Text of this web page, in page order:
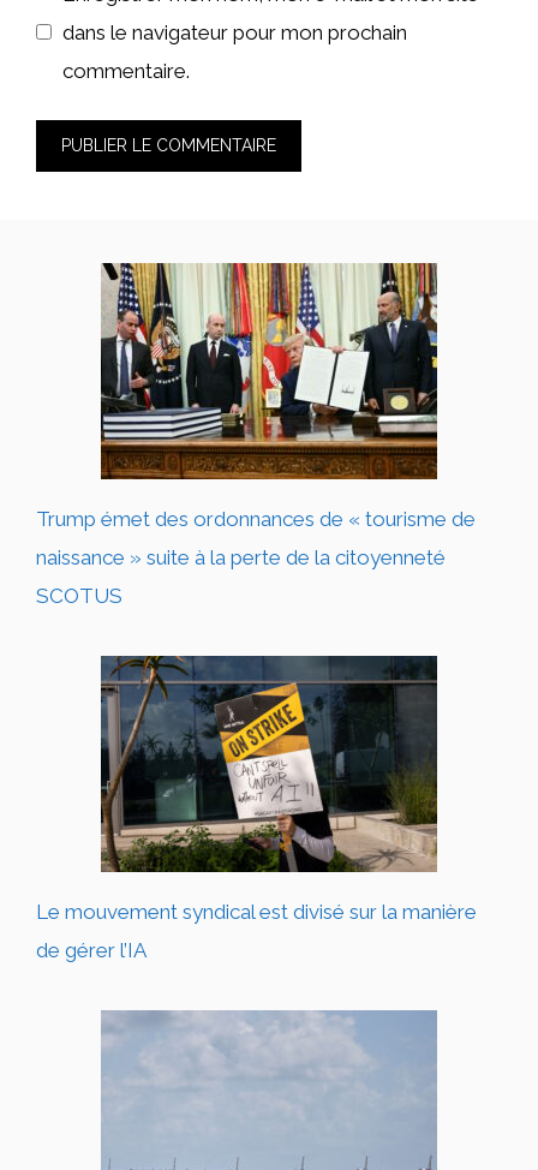
dans le navigateur pour mon prochain
commentaire.
Trump émet des ordonnances de « tourisme de
naissance » suite à la perte de la citoyenneté
SCOTUS
Le mouvement syndical est divisé sur la manière
de gérer l’IA